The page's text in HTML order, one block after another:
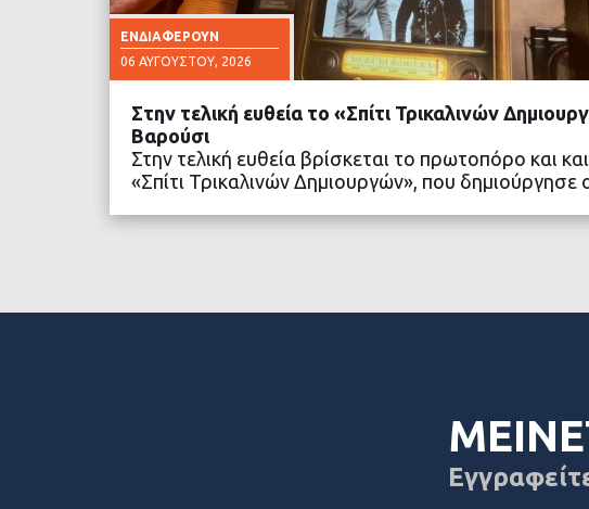
ΕΝΔΙΑΦΈΡΟΥΝ
06 ΑΥΓΟΎΣΤΟΥ, 2026
ΔΙΑΒΑΣΤΕ ΠΕΡΙΣΣΟΤΕΡΑ
Στην τελική ευθεία το «Σπίτι Τρικαλινών
Βαρούσι
Στην τελική ευθεία βρίσκεται το πρωτοπόρο και
«Σπίτι Τρικαλινών Δημιουργών», που